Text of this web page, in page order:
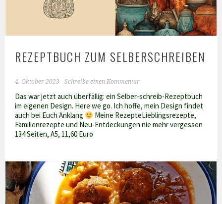
REZEPTBUCH ZUM SELBERSCHREIBEN
4. Oktober 2023 Schreibe einen Kommentar
Das war jetzt auch überfällig: ein Selber-schreib-Rezeptbuch
im eigenen Design. Here we go. Ich hoffe, mein Design findet
auch bei Euch Anklang
Meine RezepteLieblingsrezepte,
Familienrezepte und Neu-Entdeckungen nie mehr vergessen
134 Seiten, A5, 11,60 Euro